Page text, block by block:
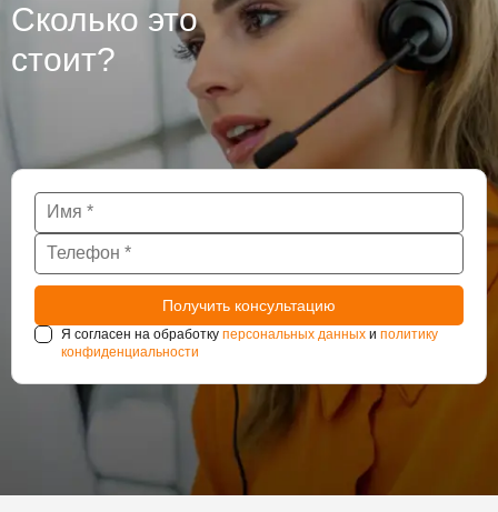
Сколько это
стоит?
Я согласен на обработку персональных данных и политику
конфиденциальности